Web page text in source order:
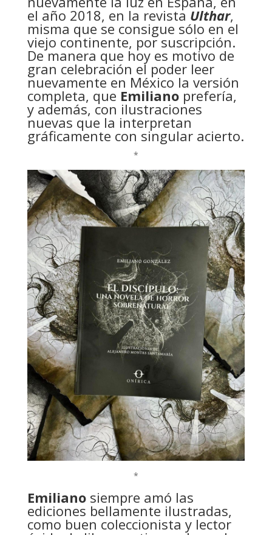
el año 2018, en la revista Ulthar,
misma que se consigue sólo en el
viejo continente, por suscripción.
De manera que hoy es motivo de
gran celebración el poder leer
nuevamente en México la versión
completa, que Emilianoprefería,
y además, con ilustraciones
nuevas que la interpretan
gráficamente con singular acierto.
*
*
Emilianosiempre amó las
ediciones bellamente ilustradas,
como buen coleccionista y lector